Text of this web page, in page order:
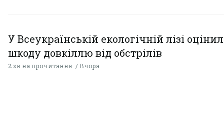
У Всеукраїнській екологічній лізі
шкоду довкіллю від обстрілів
2 хв на прочитання Вчора